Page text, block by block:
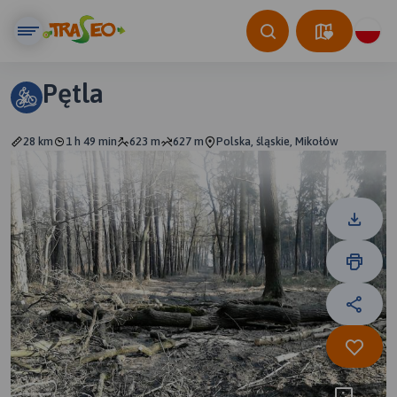
Pętla
28 km 1 h 49 min 623 m 627 m Polska, śląskie, Mikołów